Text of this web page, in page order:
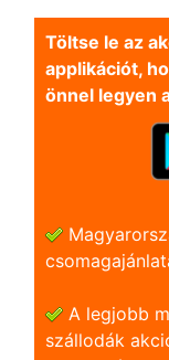
Töltse le az
applikációt,
önnel legyen
A legjobb
szállodák